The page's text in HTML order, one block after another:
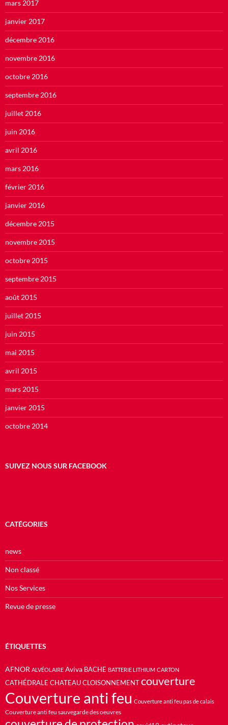
mars 2017
janvier 2017
décembre 2016
novembre 2016
octobre 2016
septembre 2016
juillet 2016
juin 2016
avril 2016
mars 2016
février 2016
janvier 2016
décembre 2015
novembre 2015
octobre 2015
septembre 2015
août 2015
juillet 2015
juin 2015
mai 2015
avril 2015
mars 2015
janvier 2015
octobre 2014
SUIVEZ NOUS SUR FACEBOOK
CATÉGORIES
news
Non classé
Nos Services
Revue de presse
ÉTIQUETTES
AFNOR ALVÉOLAIRE Aviva BACHE BATTERIE LITHIUM CARTON
CATHÉDRALE CHATEAU CLOISONNEMENT couverture
Couverture anti feu Couverture anti feu pas de calais
Couverture anti feu sauvegarde des oeuvres